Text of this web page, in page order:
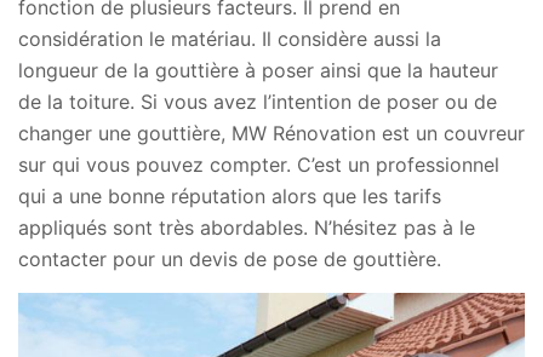
fonction de plusieurs facteurs. Il prend en
considération le matériau. Il considère aussi la
longueur de la gouttière à poser ainsi que la hauteur
de la toiture. Si vous avez l’intention de poser ou de
changer une gouttière, MW Rénovation est un couvreur
sur qui vous pouvez compter. C’est un professionnel
qui a une bonne réputation alors que les tarifs
appliqués sont très abordables. N’hésitez pas à le
contacter pour un devis de pose de gouttière.